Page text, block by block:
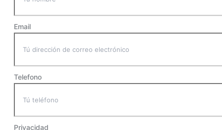
Email
Telefono
Privacidad